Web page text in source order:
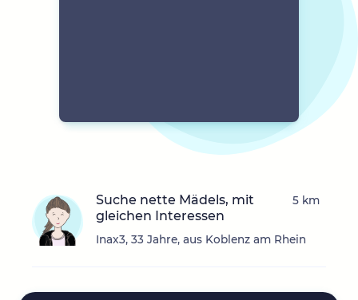
Suche nette Mädels, mit
gleichen Interessen
Inax3, 33 Jahre, aus Koblenz am Rhein
5 km